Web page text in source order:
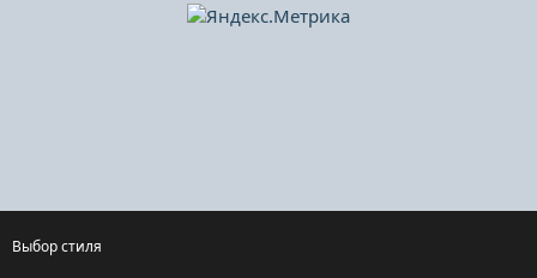
Выбор стиля